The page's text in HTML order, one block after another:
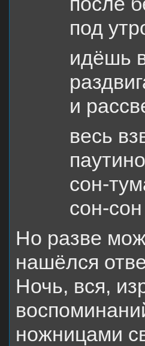
под
идёшь
и
весь
сон-
сон-сон
Но разве
нашёлся
Ночь, вся,
ножницами